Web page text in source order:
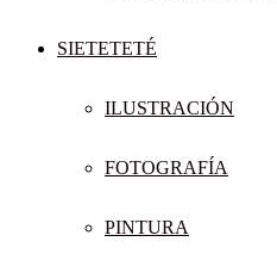
SIETETETÉ
ILUSTRACIÓN
FOTOGRAFÍA
PINTURA